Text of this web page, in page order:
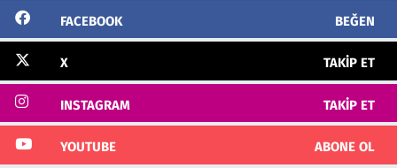
FACEBOOK BEĞEN
X TAKIP ET
INSTAGRAM TAKIP ET
YOUTUBE ABONE OL